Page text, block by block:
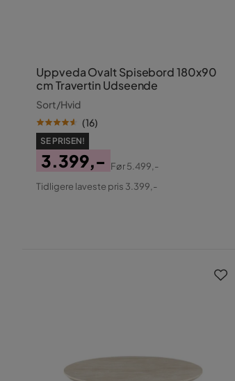
Uppveda Ovalt Spisebord 180x90
cm Travertin Udseende
Sort/Hvid
(16)
SE PRISEN!
Pris
3.399,-
Original
Før5.499,-
Tidligere laveste pris 3.399,-